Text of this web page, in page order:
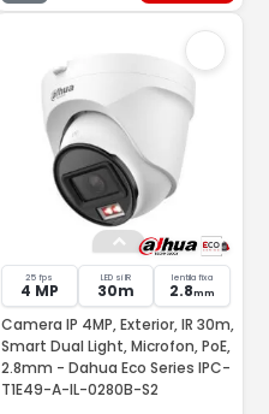
25 fps
4 MP
LED si IR
30m
lentila fixa
2.8mm
Camera IP 4MP, Exterior, IR 30m,
Smart Dual Light, Microfon, PoE,
2.8mm - Dahua Eco Series IPC-
T1E49-A-IL-0280B-S2